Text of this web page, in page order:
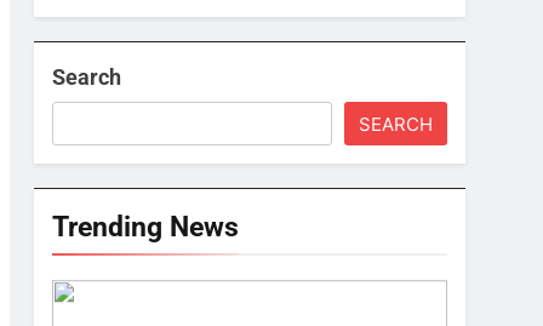
Search
SEARCH
Trending News